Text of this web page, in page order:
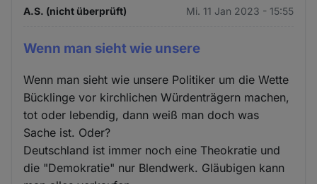
A.S. (nicht überprüft) Mi. 11 Jan 2023 - 15:55
Wenn man sieht wie unsere
Wenn man sieht wie unsere Politiker um die Wette
Bücklinge vor kirchlichen Würdenträgern machen,
tot oder lebendig, dann weiß man doch was
Sache ist. Oder?
Deutschland ist immer noch eine Theokratie und
die "Demokratie" nur Blendwerk. Gläubigen kann